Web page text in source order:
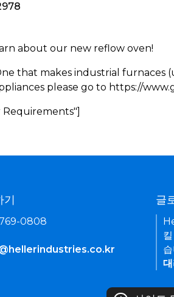
about our new reflow oven!
that makes industrial furnaces
please go to https://
기
0808
글